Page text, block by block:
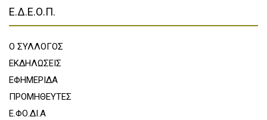
Ε.Δ.Ε.Ο.Π.
Ο ΣΥΛΛΟΓΟΣ
ΕΚΔΗΛΩΣΕΙΣ
ΕΦΗΜΕΡΙΔΑ
ΠΡΟΜΗΘΕΥΤΕΣ
Ε.ΦΟ.ΔΙ.Α